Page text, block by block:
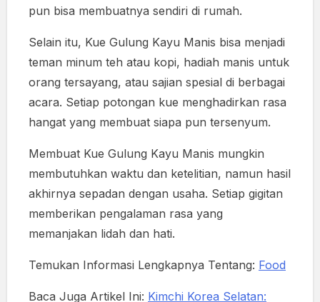
pun bisa membuatnya sendiri di rumah.
Selain itu, Kue Gulung Kayu Manis bisa menjadi
teman minum teh atau kopi, hadiah manis untuk
orang tersayang, atau sajian spesial di berbagai
acara. Setiap potongan kue menghadirkan rasa
hangat yang membuat siapa pun tersenyum.
Membuat Kue Gulung Kayu Manis mungkin
membutuhkan waktu dan ketelitian, namun hasil
akhirnya sepadan dengan usaha. Setiap gigitan
memberikan pengalaman rasa yang
memanjakan lidah dan hati.
Temukan Informasi Lengkapnya Tentang: Food
Baca Juga Artikel Ini: Kimchi Korea Selatan: